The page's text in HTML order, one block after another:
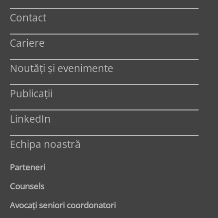
Contact
Cariere
Noutăți și evenimente
Publicații
LinkedIn
Echipa noastră
Parteneri
Counsels
Avocaţi seniori coordonatori